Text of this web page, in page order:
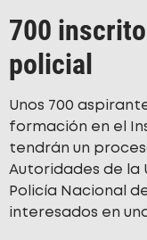
700
policial
Unos 700
formación en el
tendrán un
Autoridades de la
Policía Nacional
interesados en